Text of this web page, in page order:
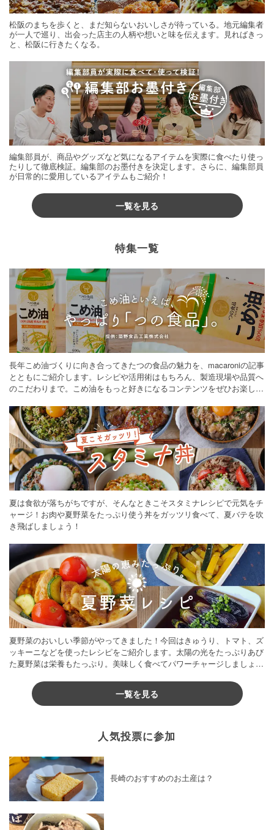
松阪のまちを歩くと、まだ知らないおいしさが待っている。地元編集者
が一人で巡り、出会った店主の人柄や想いと味を伝えます。見ればきっ
と、松阪に行きたくなる。
編集部員が、商品やグッズなど気になるアイテムを実際に食べたり使っ
たりして徹底検証。編集部のお墨付きを決定します。さらに、編集部員
が日常的に愛用しているアイテムもご紹介！
一覧を見る
特集一覧
長年こめ油づくりに向き合ってきたつの食品の魅力を、macaroniの記事
とともにご紹介します。レシピや活用術はもちろん、製造現場や品質へ
のこだわりまで。こめ油をもっと好きになるコンテンツをぜひお楽しみ
夏は食欲が落ちがちですが、そんなときこそスタミナレシピで元気をチ
ャージ！お肉や夏野菜をたっぷり使う丼をガッツリ食べて、夏バテを吹
き飛ばしましょう！
夏野菜のおいしい季節がやってきました！今回はきゅうり、トマト、ズ
ッキーニなどを使ったレシピをご紹介します。太陽の光をたっぷりあび
た夏野菜は栄養もたっぷり。美味しく食べてパワーチャージしましょう
一覧を見る
人気投票に参加
長崎のおすすめのお土産は？